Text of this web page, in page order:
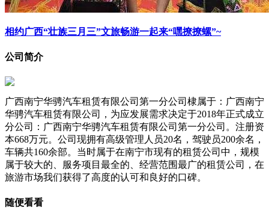
相约广西“壮族三月三”文旅畅游一起来“嘿撩撩螺”~
公司简介
广西南宁华骋汽车租赁有限公司第一分公司棣属于：广西南宁
华骋汽车租赁有限公司，为应发展需求决定于2018年正式成立
分公司：广西南宁华骋汽车租赁有限公司第一分公司。注册资
本668万元。公司现拥有高级管理人员20名，驾驶员200余名，
车辆共160余部。当时属于在南宁市现有的租赁公司中，规模
属于较大的、服务项目最全的、经营范围最广的租赁公司，在
旅游市场我们获得了高度的认可和良好的口碑。
随便看看